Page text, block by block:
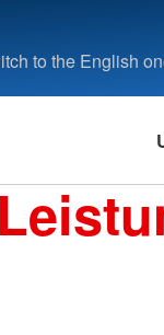
to the English